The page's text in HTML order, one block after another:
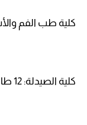
كلية طب الفم والأسنان:
كلية الصيدلة: 12 طالبًا